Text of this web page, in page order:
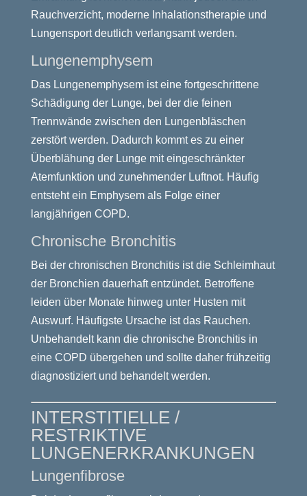
Rauchverzicht, moderne Inhalationstherapie und
Lungensport deutlich verlangsamt werden.
Lungenemphysem
Das Lungenemphysem ist eine fortgeschrittene
Schädigung der Lunge, bei der die feinen
Trennwände zwischen den Lungenbläschen
zerstört werden. Dadurch kommt es zu einer
Überblähung der Lunge mit eingeschränkter
Atemfunktion und zunehmender Luftnot. Häufig
entsteht ein Emphysem als Folge einer
langjährigen COPD.
Chronische Bronchitis
Bei der chronischen Bronchitis ist die Schleimhaut
der Bronchien dauerhaft entzündet. Betroffene
leiden über Monate hinweg unter Husten mit
Auswurf. Häufigste Ursache ist das Rauchen.
Unbehandelt kann die chronische Bronchitis in
eine COPD übergehen und sollte daher frühzeitig
diagnostiziert und behandelt werden.
INTERSTITIELLE /
RESTRIKTIVE
LUNGENERKRANKUNGEN
Lungenfibrose